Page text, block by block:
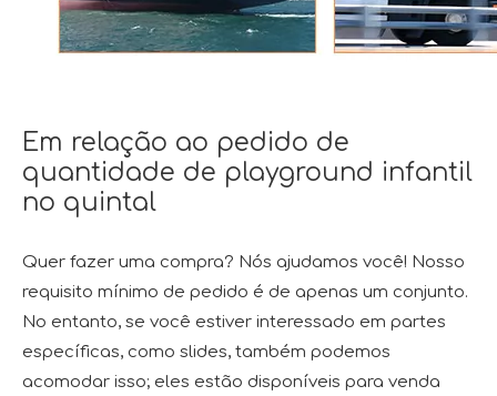
Em relação ao pedido de
quantidade de playground infantil
no quintal
Quer fazer uma compra? Nós ajudamos você! Nosso
requisito mínimo de pedido é de apenas um conjunto.
No entanto, se você estiver interessado em partes
específicas, como slides, também podemos
acomodar isso; eles estão disponíveis para venda